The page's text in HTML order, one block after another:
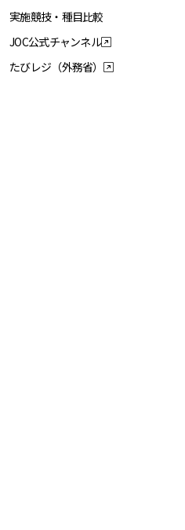
実施競技・種目比較
JOC公式チャンネル
たびレジ（外務省）